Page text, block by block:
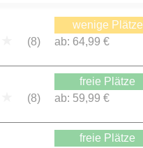
(8)
wenige Plätze
ab: 64,99 €
(8)
freie Plätze
ab: 59,99 €
freie Plätze